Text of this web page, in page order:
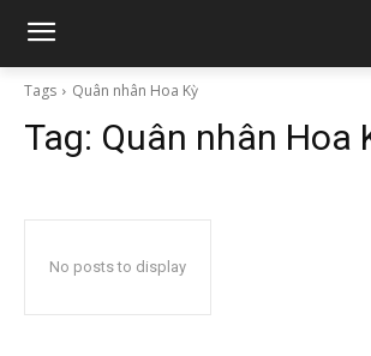
Tags Quân nhân Hoa Kỳ
Tag: Quân nhân Hoa
No posts to display